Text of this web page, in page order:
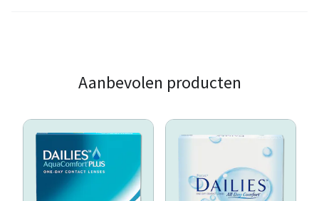
Aanbevolen producten